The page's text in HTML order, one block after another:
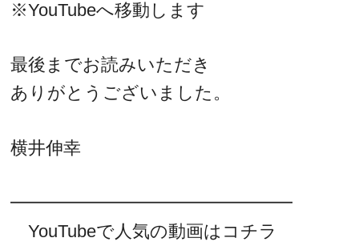
※YouTubeへ移動します
最後までお読みいただき
ありがとうございました。
横井伸幸
━━━━━━━━━━━━━━━━
YouTubeで人気の動画はコチラ